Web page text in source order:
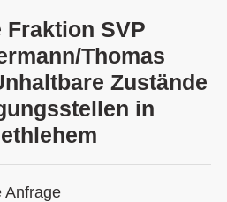
SVP
Thomas
Zustände
in
Anfrage